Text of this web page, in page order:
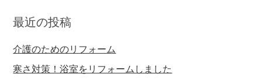
最近の投稿
介護のためのリフォーム
寒さ対策！浴室をリフォームしました